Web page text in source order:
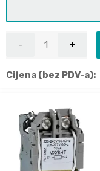
Cijena (bez PDV-a):